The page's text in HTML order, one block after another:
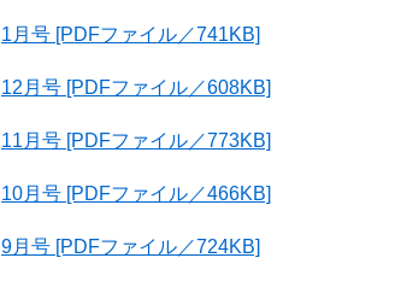
1月号 [PDFファイル／741KB]
12月号 [PDFファイル／608KB]
11月号 [PDFファイル／773KB]
10月号 [PDFファイル／466KB]
9月号 [PDFファイル／724KB]